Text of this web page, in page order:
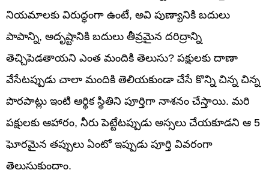
నియమాలకు విరుద్ధంగా ఉంటే, అవి పుణ్యానికి బదులు
పాపాన్ని, అదృష్టానికి బదులు తీవ్రమైన దరిద్రాన్ని
తెచ్చిపెడతాయని ఎంత మందికి తెలుసు? పక్షులకు దాణా
వేసేటప్పుడు చాలా మందికి తెలియకుండా చేసే కొన్ని చిన్న చిన్న
పొరపాట్లు ఇంటి ఆర్థిక స్థితిని పూర్తిగా నాశనం చేస్తాయి. మరి
పక్షులకు ఆహారం, నీరు పెట్టేటప్పుడు అస్సలు చేయకూడని ఆ 5
ఘోరమైన తప్పులు ఏంటో ఇప్పుడు పూర్తి వివరంగా
తెలుసుకుందాం.